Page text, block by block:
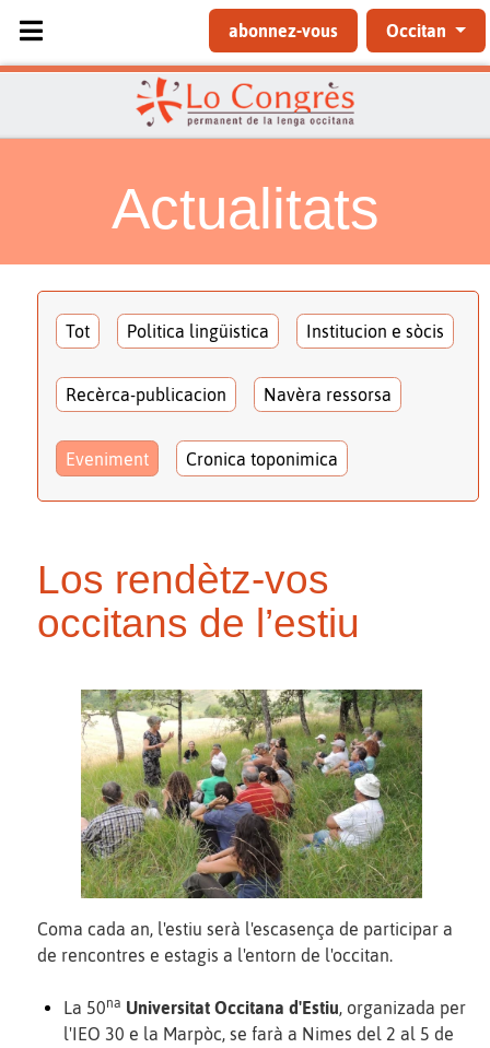
Sélectionnez votre langue
abonnez-vous Occitan
Actualitats
Tot Politica lingüistica Institucion e sòcis
Recèrca-publicacion Navèra ressorsa
Eveniment Cronica toponimica
Los rendètz-vos
occitans de l’estiu
Coma cada an, l'estiu serà l'escasença de participar a
de rencontres e estagis a l'entorn de l'occitan.
La 50na Universitat Occitana d'Estiu, organizada per
l'IEO 30 e la Marpòc, se farà a Nimes del 2 al 5 de